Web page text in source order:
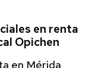
en renta
Opichen
en Mérida